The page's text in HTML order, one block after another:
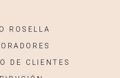
ROSELLA
DE CLIENTES